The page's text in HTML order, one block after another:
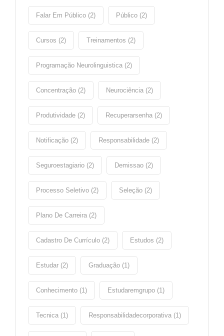
Falar Em Público (2) Público (2)
Cursos (2) Treinamentos (2)
Programação Neurolinguistica (2)
Concentração (2) Neurociência (2)
Produtividade (2) Recuperarsenha (2)
Notificação (2) Responsabilidade (2)
Seguroestagiario (2) Demissao (2)
Processo Seletivo (2) Seleção (2)
Plano De Carreira (2)
Cadastro De Currículo (2) Estudos (2)
Estudar (2) Graduação (1)
Conhecimento (1) Estudaremgrupo (1)
Tecnica (1) Responsabilidadecorporativa (1)